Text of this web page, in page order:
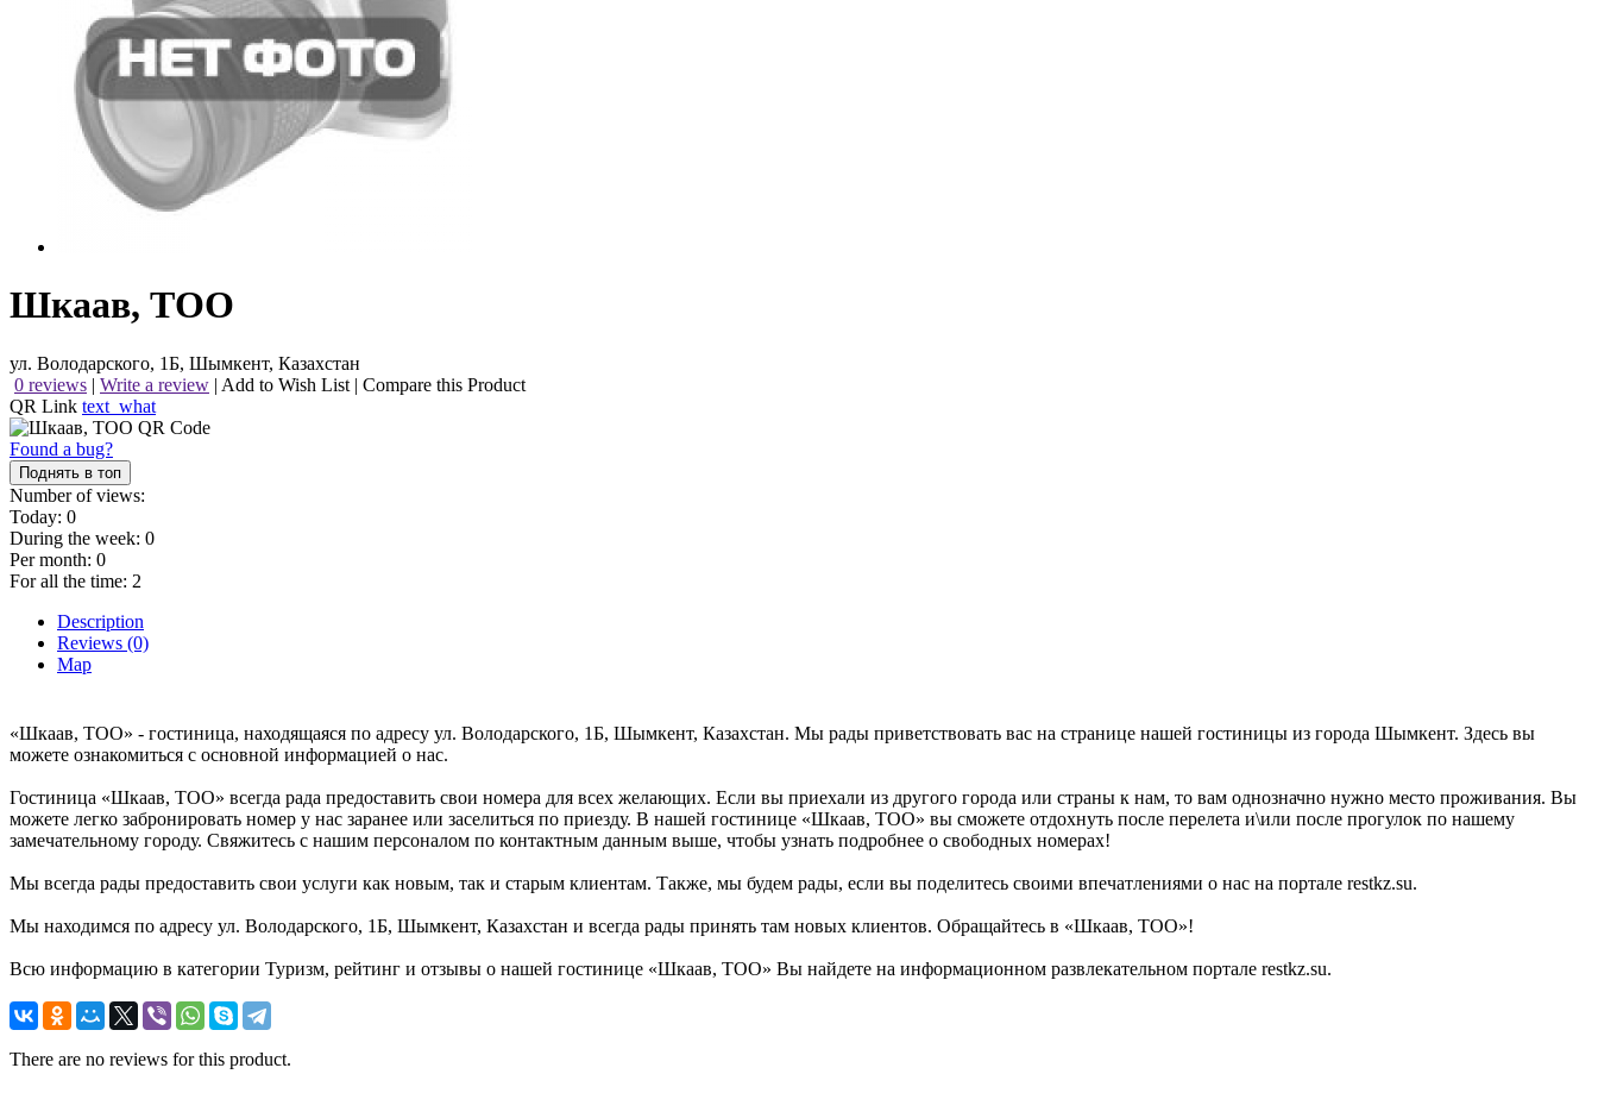
Шкаав, ТОО
ул. Володарского, 1Б, Шымкент, Казахстан
0 reviews | Write a review | Add to Wish List | Compare this Product
QR Link text_what
Found a bug?
Поднять в топ
Number of views:
Today: 0
During the week: 0
Per month: 0
For all the time: 2
Description
Reviews (0)
Map
«Шкаав, ТОО» - гостиница, находящаяся по адресу ул. Володарского, 1Б, Шымкент, Казахстан. Мы рады приветствовать вас на странице нашей гостиницы из города Шымкент. Здесь вы
можете ознакомиться с основной информацией о нас.
Гостиница «Шкаав, ТОО» всегда рада предоставить свои номера для всех желающих. Если вы приехали из другого города или страны к нам, то вам однозначно нужно место проживания. Вы
можете легко забронировать номер у нас заранее или заселиться по приезду. В нашей гостинице «Шкаав, ТОО» вы сможете отдохнуть после перелета и\или после прогулок по нашему
замечательному городу. Свяжитесь с нашим персоналом по контактным данным выше, чтобы узнать подробнее о свободных номерах!
Мы всегда рады предоставить свои услуги как новым, так и старым клиентам. Также, мы будем рады, если вы поделитесь своими впечатлениями о нас на портале restkz.su.
Мы находимся по адресу ул. Володарского, 1Б, Шымкент, Казахстан и всегда рады принять там новых клиентов. Обращайтесь в «Шкаав, ТОО»!
Всю информацию в категории Туризм, рейтинг и отзывы о нашей гостинице «Шкаав, ТОО» Вы найдете на информационном развлекательном портале restkz.su.
There are no reviews for this product.